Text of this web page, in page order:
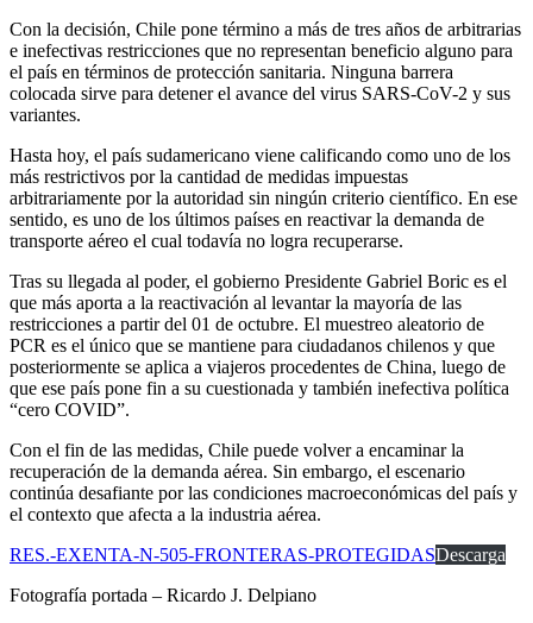
Con la decisión, Chile pone término a más de tres años de arbitrarias
e inefectivas restricciones que no representan beneficio alguno para
el país en términos de protección sanitaria. Ninguna barrera
colocada sirve para detener el avance del virus SARS-CoV-2 y sus
variantes.
Hasta hoy, el país sudamericano viene calificando como uno de los
más restrictivos por la cantidad de medidas impuestas
arbitrariamente por la autoridad sin ningún criterio científico. En ese
sentido, es uno de los últimos países en reactivar la demanda de
transporte aéreo el cual todavía no logra recuperarse.
Tras su llegada al poder, el gobierno Presidente Gabriel Boric es el
que más aporta a la reactivación al levantar la mayoría de las
restricciones a partir del 01 de octubre. El muestreo aleatorio de
PCR es el único que se mantiene para ciudadanos chilenos y que
posteriormente se aplica a viajeros procedentes de China, luego de
que ese país pone fin a su cuestionada y también inefectiva política
“cero COVID”.
Con el fin de las medidas, Chile puede volver a encaminar la
recuperación de la demanda aérea. Sin embargo, el escenario
continúa desafiante por las condiciones macroeconómicas del país y
el contexto que afecta a la industria aérea.
RES.-EXENTA-N-505-FRONTERAS-PROTEGIDASDescarga
Fotografía portada – Ricardo J. Delpiano